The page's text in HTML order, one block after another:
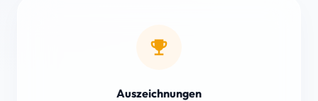
emoji_events
Auszeichnungen